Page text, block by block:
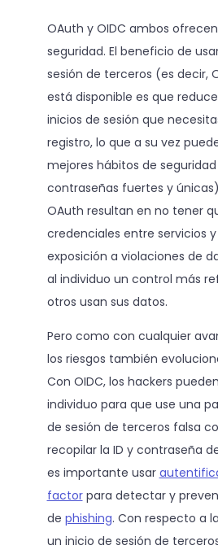
OAuth y OIDC ambos
seguridad. El beneficio de
sesión de terceros (es decir,
está disponible es que
inicios de sesión que
registro, lo que a su vez
mejores hábitos de
contraseñas fuertes y
OAuth resultan en no tener
credenciales entre servicios
exposición a violaciones de
al individuo un control más
otros usan sus datos.
Pero como con cualquier
los riesgos también
Con OIDC, los hackers
individuo para que use una
de sesión de terceros falsa
recopilar la ID y contraseña
es importante usar
factorpara detectar y
de phishing. Con respecto a la
un inicio de sesión de